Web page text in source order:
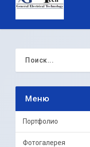
Портфолио
Фотогалерея